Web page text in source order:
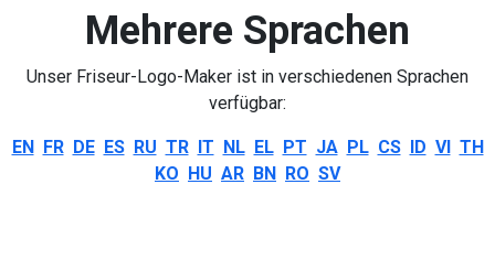
Mehrere Sprachen
Unser Friseur-Logo-Maker ist in verschiedenen Sprachen
verfügbar:
EN FR DE ES RU TR IT NL EL PT JA PL CS ID VI TH
KO HU AR BN RO SV